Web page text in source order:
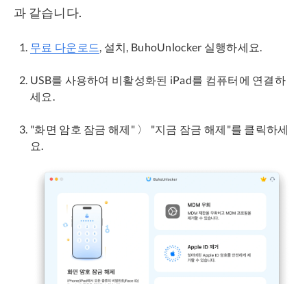
과 같습니다.
무료 다운로드 , 설치, BuhoUnlocker 실행하세요.
USB를 사용하여 비활성화된 iPad를 컴퓨터에 연결하
세요.
"화면 암호 잠금 해제" 〉 "지금 잠금 해제"를 클릭하세
요.